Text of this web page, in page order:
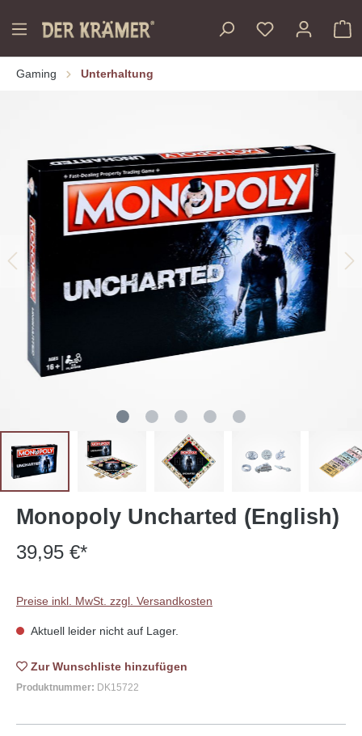
Gaming Unterhaltung
Monopoly Uncharted (English)
39,95 €*
Preise inkl. MwSt. zzgl. Versandkosten
Aktuell leider nicht auf Lager.
Zur Wunschliste
Produktnummer: DK15722